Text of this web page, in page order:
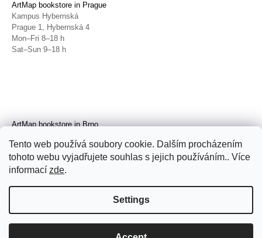
Tento web používá soubory cookie. Dalším procházením
tohoto webu vyjadřujete souhlas s jejich používáním.. Více
informací zde.
Settings
ArtMap bookstore in Prague
Kampus Hybernská
Prague 1, Hybernská 4
Mon–Fri 8–18 h
Sat–Sun 9–18 h
ArtMap bookstore in Brno
Brno, Radnická 4
Tue–Fri 11–19 h
Sat 14–19 h